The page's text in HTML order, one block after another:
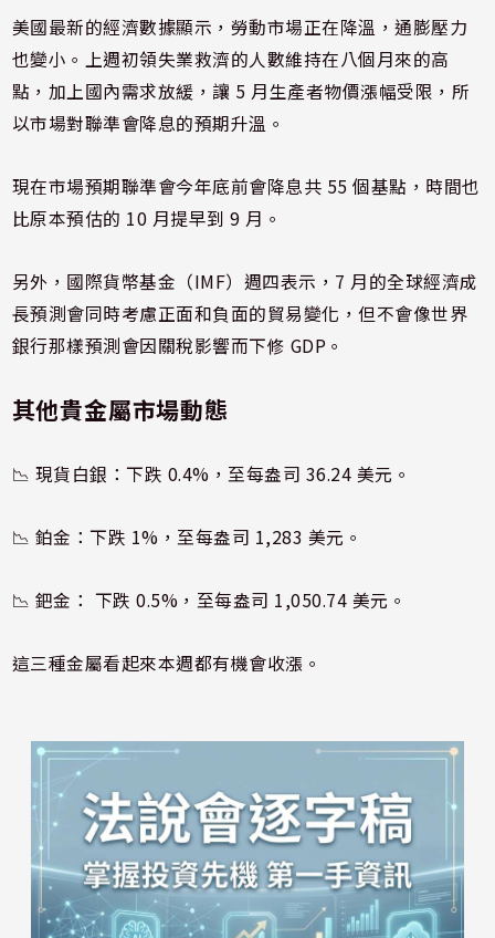
美國最新的經濟數據顯示，勞動市場正在降溫，通膨壓力
也變小。上週初領失業救濟的人數維持在八個月來的高
點，加上國內需求放緩，讓 5 月生產者物價漲幅受限，所
以市場對聯準會降息的預期升溫。
現在市場預期聯準會今年底前會降息共 55 個基點，時間也
比原本預估的 10 月提早到 9 月。
另外，國際貨幣基金（IMF）週四表示，7 月的全球經濟成
長預測會同時考慮正面和負面的貿易變化，但不會像世界
銀行那樣預測會因關稅影響而下修 GDP。
其他貴金屬市場動態
📉 現貨白銀：下跌 0.4%，至每盎司 36.24 美元。
📉 鉑金：下跌 1%，至每盎司 1,283 美元。
📉 鈀金： 下跌 0.5%，至每盎司 1,050.74 美元。
這三種金屬看起來本週都有機會收漲。